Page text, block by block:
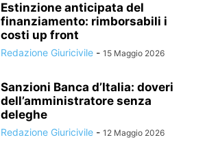
Estinzione anticipata del
finanziamento: rimborsabili i
costi up front
Redazione Giuricivile - 15 Maggio 2026
Sanzioni Banca d’Italia: doveri
dell’amministratore senza
deleghe
Redazione Giuricivile - 12 Maggio 2026